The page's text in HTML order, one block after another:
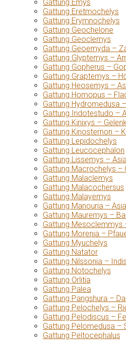
Gattung Emys
Gattung Eretmochelys
Gattung Erymnochelys
Gattung Geochelone
Gattung Geoclemys
Gattung Geoemyda –
Gattung Glyptemys –
Gattung Gopherus –
Gattung Graptemys –
Gattung Heosemys –
Gattung Homopus –
Gattung Hydromedusa
Gattung Indotestudo –
Gattung Kinixys –
Gattung Kinosternon –
Gattung Lepidochelys
Gattung Leucocephalon
Gattung Lissemys –
Gattung Macrochelys –
Gattung Malaclemys
Gattung Malacochersus
Gattung Malayemys
Gattung Manouria –
Gattung Mauremys –
Gattung Mesoclemmys
Gattung Morenia –
Gattung Myuchelys
Gattung Natator
Gattung Nilssonia –
Gattung Notochelys
Gattung Orlitia
Gattung Palea
Gattung Pangshura –
Gattung Pelochelys –
Gattung Pelodiscus –
Gattung Pelomedusa –
Gattung Peltocephalus